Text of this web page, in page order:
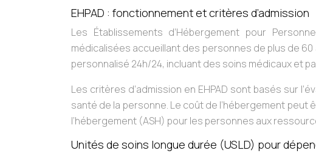
EHPAD : fonctionnement et critères d’admission
Les Établissements d’Hébergement pour
médicalisées accueillant des personnes de plus de
personnalisé 24h/24, incluant des soins médicaux et
Les critères d’admission en EHPAD sont basés sur
santé de la personne. Le coût de l’hébergement peut
l’hébergement (ASH) pour les personnes aux
Unités de soins longue durée (USLD) pour